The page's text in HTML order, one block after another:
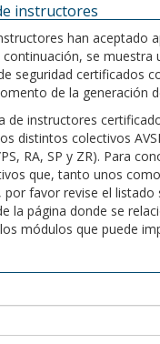
instructores
han aceptado
continuación, se muestra
seguridad certificados
de la generación
de instructores
distintos colectivos
RA, SP y ZR). Para
que, tanto unos
por favor revise el listado
la página donde se
módulos que puede